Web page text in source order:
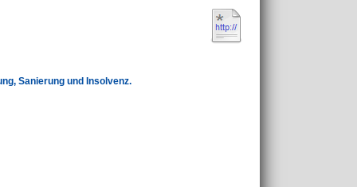
Sanierung und Insolvenz.